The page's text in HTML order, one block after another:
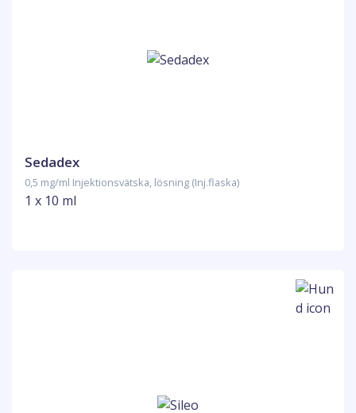
Sedadex
0,5 mg/ml Injektionsvätska, lösning (Inj.flaska)
1 x 10 ml